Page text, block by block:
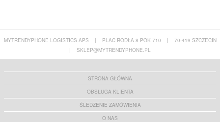
MYTRENDYPHONE LOGISTICS APS | PLAC RODŁA 8 POK 710 |
70-419 SZCZECIN
|
SKLEP@MYTRENDYPHONE.PL
STRONA GŁÓWNA
OBSŁUGA KLIENTA
ŚLEDZENIE ZAMÓWIENIA
O NAS